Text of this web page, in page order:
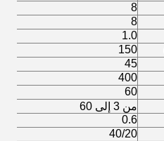
8
8
1.0
150
45
400
60
من 3 إلى 60
0.6
40/20